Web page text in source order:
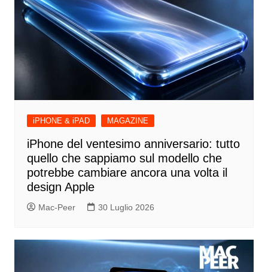
iPHONE & iPAD MAGAZINE
iPhone del ventesimo anniversario: tutto
quello che sappiamo sul modello che
potrebbe cambiare ancora una volta il
design Apple
Mac-Peer 30 Luglio 2026